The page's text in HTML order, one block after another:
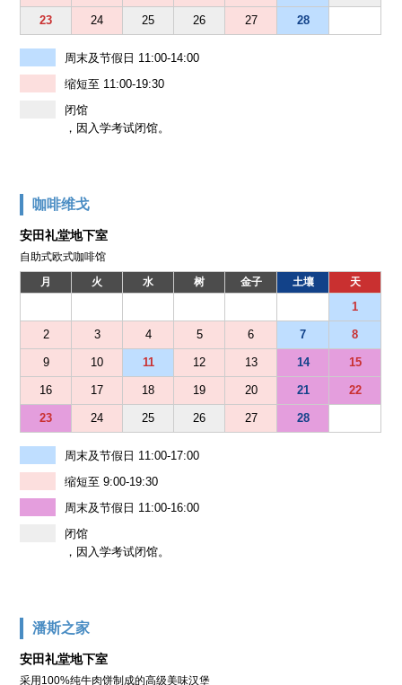
23 24 25 26 27 28
周末及节假日 11:00-14:00
缩短至 11:00-19:30
闭馆
，因入学考试闭馆。
咖啡维戈
安田礼堂地下室
自助式欧式咖啡馆
月 火 水 树 金子 土壤 天
1
2 3 4 5 6 7 8
9 10 11 12 13 14 15
16 17 18 19 20 21 22
23 24 25 26 27 28
周末及节假日 11:00-17:00
缩短至 9:00-19:30
周末及节假日 11:00-16:00
闭馆
，因入学考试闭馆。
潘斯之家
安田礼堂地下室
采用100%纯牛肉饼制成的高级美味汉堡